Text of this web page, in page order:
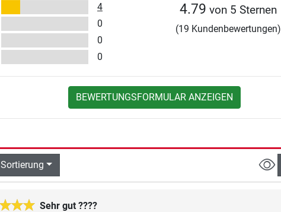
4
0
0
0
4.79 von 5 Sternen
(19 Kundenbewertungen)
BEWERTUNGSFORMULAR ANZEIGEN
Sortierung
Sehr gut ????